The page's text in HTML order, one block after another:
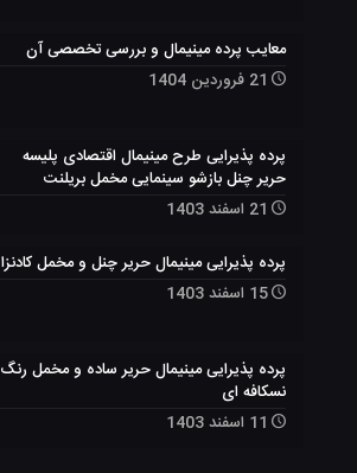
معایب پرده مینیمال و بررسی تخصصی آن
21 فروردین 1404
پرده پذیرایی طرح مینیمال اقتصادی پلیسه
حریر چنل بازشو سینمایی مخمل بریلنت
21 اسفند 1403
پرده پذیرایی مینیمال حریر چنل و مخمل کادنزا
15 اسفند 1403
پرده پذیرایی مینیمال حریر ساده و مخمل رنگ
نسکافه ای
11 اسفند 1403